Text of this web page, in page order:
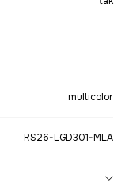
multicolor
RS26-LGD301-MLA